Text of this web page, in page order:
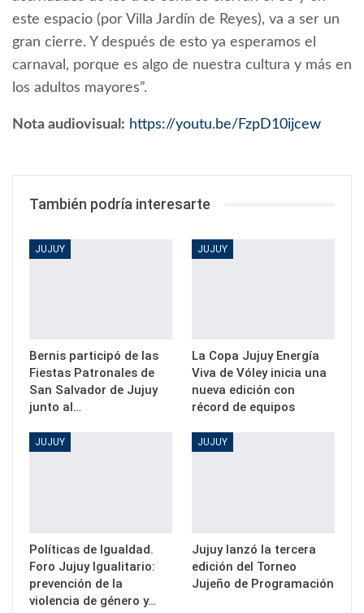
este espacio (por Villa Jardín de Reyes), va a ser un
gran cierre. Y después de esto ya esperamos el
carnaval, porque es algo de nuestra cultura y más en
los adultos mayores”.
Nota audiovisual: https://youtu.be/FzpD10ijcew
También podría interesarte
JUJUY
Bernis participó de las
Fiestas Patronales de
San Salvador de Jujuy
junto al…
JUJUY
La Copa Jujuy Energía
Viva de Vóley inicia una
nueva edición con
récord de equipos
JUJUY
Políticas de Igualdad.
Foro Jujuy Igualitario:
prevención de la
violencia de género y…
JUJUY
Jujuy lanzó la tercera
edición del Torneo
Jujeño de Programación